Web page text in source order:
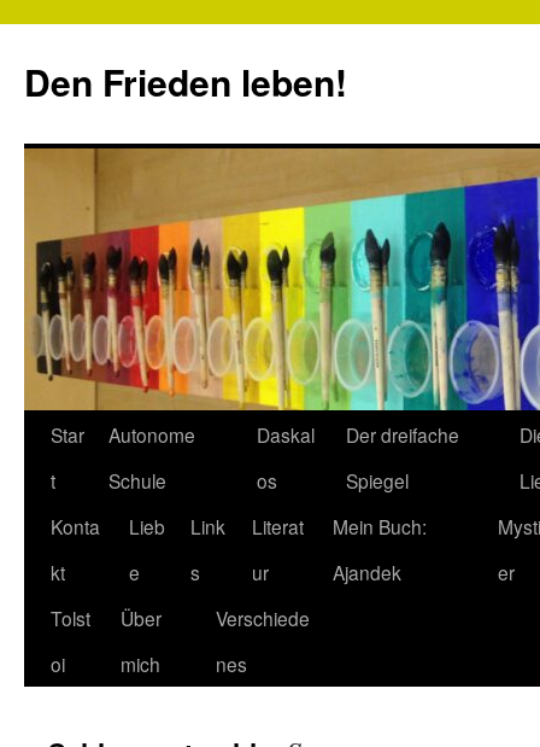
springen
Den Frieden leben!
Star
t
Autonome
Schule
Daskal
os
Der dreifache
Spiegel
Konta
kt
Lieb
e
Link
s
Literat
ur
Mein Buch:
Ajandek
er
Tolst
oi
Über
mich
Verschiede
nes